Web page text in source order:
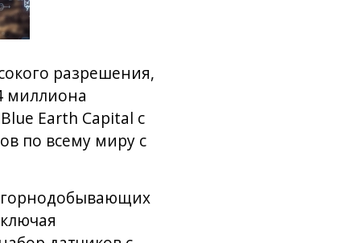
разрешения,
миллиона
Earth Capital с
по всему миру с